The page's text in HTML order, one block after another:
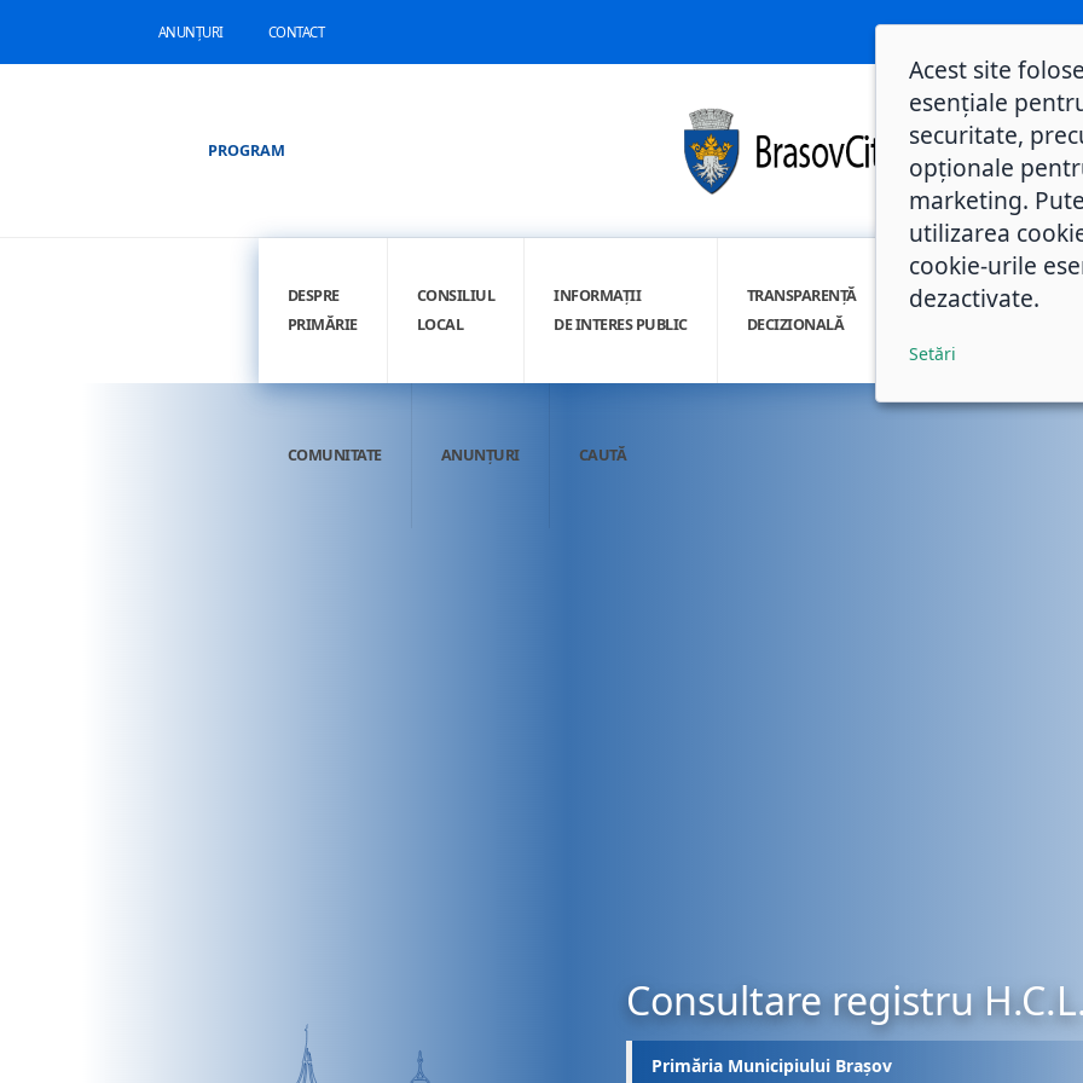
ANUNȚURI CONTACT
PROGRAM
DESPRE
PRIMĂRIE
CONSILIUL
LOCAL
INFORMAȚII
DE INTERES PUBLIC
TRANSPARENȚĂ
DECIZIONALĂ
INTEGRITATE
COMUNITATE ANUNȚURI CAUTĂ
Consultare registru
Primăria Municipiului Brașov
Acest site
esențiale
securitate,
opționale
marketing.
utilizarea
cookie-urile
dezactivate.
Setări